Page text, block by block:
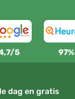
5 97%
dag en gratis